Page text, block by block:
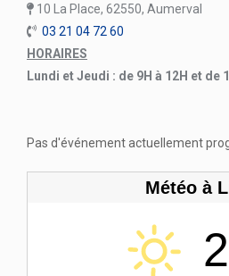
10 La Place, 62550, Aumerval
03 21 04 72 60
HORAIRES
Lundi et Jeudi : de 9H à 12H et de
Pas d'événement actuellement
Météo à